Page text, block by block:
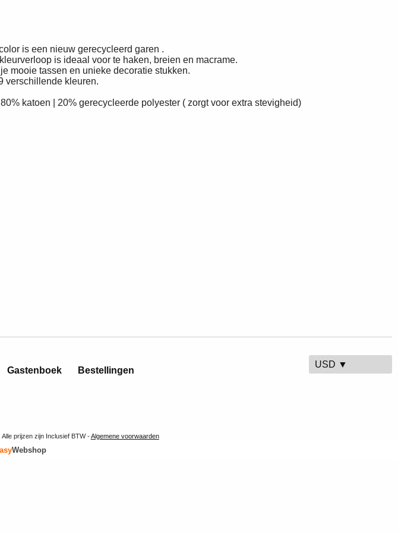
is een nieuw gerecycleerd garen .
is ideaal voor te haken, breien en macrame.
mooie tassen en unieke decoratie stukken.
verschillende kleuren.
katoen | 20% gerecycleerde polyester ( zorgt voor extra stevigheid)
Gastenboek Bestellingen
USD ▼
Alle prijzen zijn Inclusief BTW -Algemene voorwaarden
Webshop